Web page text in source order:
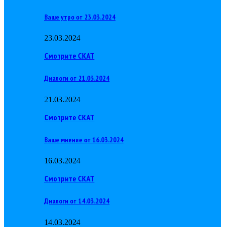
Ваше утро от 23.03.2024
23.03.2024
Смотрите СКАТ
Диалоги от 21.03.2024
21.03.2024
Смотрите СКАТ
Ваше мнение от 16.03.2024
16.03.2024
Смотрите СКАТ
Диалоги от 14.03.2024
14.03.2024